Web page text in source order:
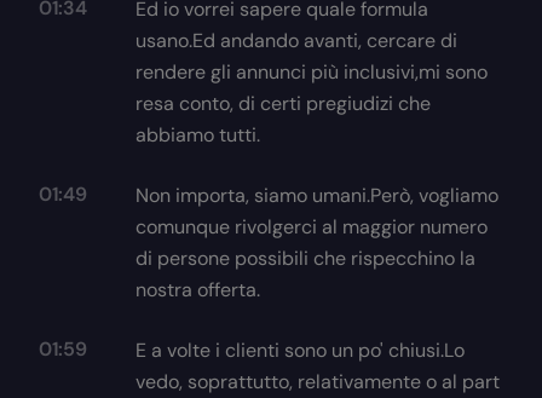
01:34
Ed io vorrei sapere quale formula
usano.Ed andando avanti, cercare di
rendere gli annunci più inclusivi,mi sono
resa conto, di certi pregiudizi che
abbiamo tutti.
01:49
Non importa, siamo umani.Però, vogliamo
comunque rivolgerci al maggior numero
di persone possibili che rispecchino la
nostra offerta.
01:59
E a volte i clienti sono un po' chiusi.Lo
vedo, soprattutto, relativamente o al part